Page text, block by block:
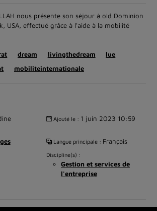
nous présente son séjour à old Dominion
USA, effectué grâce à l'aide à la mobilité
dream livingthedream
lue
mobiliteinternationale
Ajouté le : 1 juin 2023 10:59
Langue principale : Français
Discipline(s) :
Gestion et services de
l'entreprise